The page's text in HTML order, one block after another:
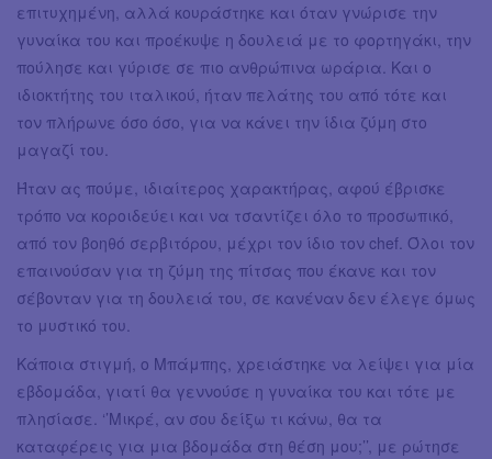
επιτυχημένη, αλλά κουράστηκε και όταν γνώρισε την
γυναίκα του και προέκυψε η δουλειά με το φορτηγάκι, την
πούλησε και γύρισε σε πιο ανθρώπινα ωράρια. Και ο
ιδιοκτήτης του ιταλικού, ήταν πελάτης του από τότε και
τον πλήρωνε όσο όσο, για να κάνει την ίδια ζύμη στο
μαγαζί του.
Ήταν ας πούμε, ιδιαίτερος χαρακτήρας, αφού έβρισκε
τρόπο να κοροιδεύει και να τσαντίζει όλο το προσωπικό,
από τον βοηθό σερβιτόρου, μέχρι τον ίδιο τον chef. Όλοι τον
επαινούσαν για τη ζύμη της πίτσας που έκανε και τον
σέβονταν για τη δουλειά του, σε κανέναν δεν έλεγε όμως
το μυστικό του.
Κάποια στιγμή, ο Μπάμπης, χρειάστηκε να λείψει για μία
εβδομάδα, γιατί θα γεννούσε η γυναίκα του και τότε με
πλησίασε. ‘’Μικρέ, αν σου δείξω τι κάνω, θα τα
καταφέρεις για μια βδομάδα στη θέση μου;’’, με ρώτησε